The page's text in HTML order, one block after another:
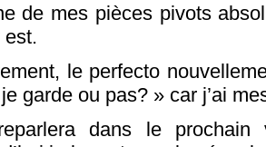
de mes pièces pivots
est.
le perfecto
garde ou pas? » car j’ai
dans le